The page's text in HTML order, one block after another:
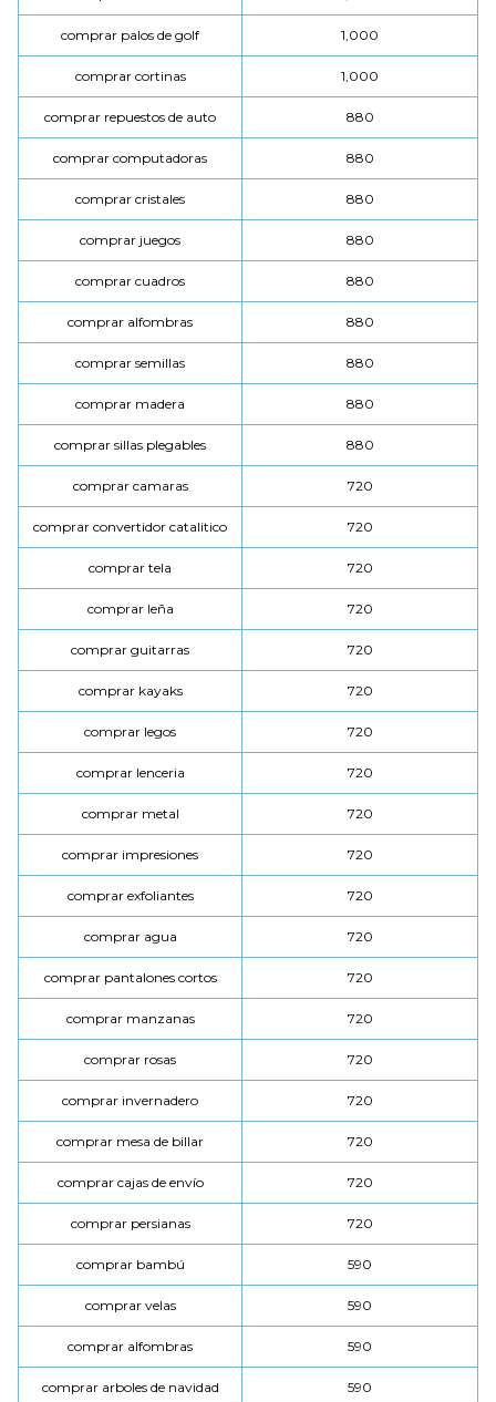
comprar palos de golf 1,000
comprar cortinas 1,000
comprar repuestos de auto 880
comprar computadoras 880
comprar cristales 880
comprar juegos 880
comprar cuadros 880
comprar alfombras 880
comprar semillas 880
comprar madera 880
comprar sillas plegables 880
comprar camaras 720
comprar convertidor catalitico 720
comprar tela 720
comprar leña 720
comprar guitarras 720
comprar kayaks 720
comprar legos 720
comprar lenceria 720
comprar metal 720
comprar impresiones 720
comprar exfoliantes 720
comprar agua 720
comprar pantalones cortos 720
comprar manzanas 720
comprar rosas 720
comprar invernadero 720
comprar mesa de billar 720
comprar cajas de envío 720
comprar persianas 720
comprar bambú 590
comprar velas 590
comprar alfombras 590
comprar arboles de navidad 590